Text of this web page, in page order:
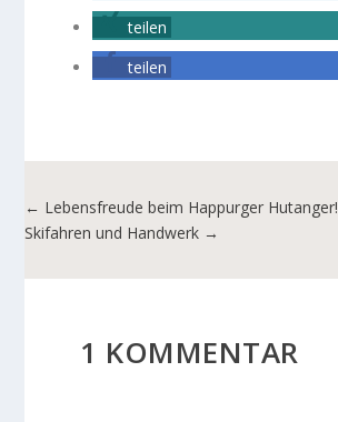
teilen
teilen
← Lebensfreude beim Happurger Hutanger!
Skifahren und Handwerk →
1 KOMMENTAR